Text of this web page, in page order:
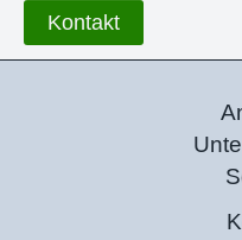
Kontakt